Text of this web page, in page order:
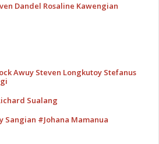
Dandel Rosaline Kawengian
Awuy Steven Longkutoy Stefanus
Sualang
Sangian #Johana Mamanua